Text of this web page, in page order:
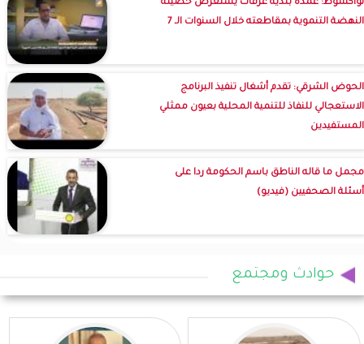
نواكشوط: عمدة بلدية عرفات يستعرض حصيلة
النهضة التنموية بمقاطعته خلال السنوات الـ 7
الحوض الشرقي: تقدم أشغال تنفيذ البرنامج
الاستعجالي للنفاذ للتنمية المحلية بعيون ممثلي
المستفيدين
مجمل ما قاله الناطق باسم الحكومة ردا على
أسئلة الصحفيين (فيديو)
حوادث ومجتمع